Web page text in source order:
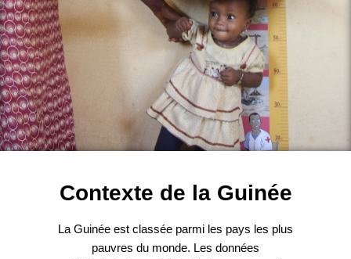
Contexte de la Guinée
La Guinée est classée parmi les pays les plus
pauvres du monde. Les données